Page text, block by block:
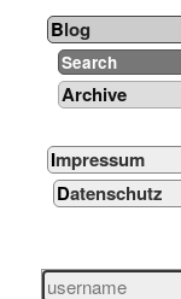
Blog
Search
Archive
Impressum
Datenschutz